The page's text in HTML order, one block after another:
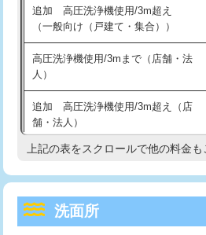
マス交換（深さ50㎝以上）
コンクリート斫り（厚さ10㎝まで）
コンクリート斫り（厚さ10㎝超え）
モルタル補修（厚さ10㎝まで）
モルタル補修（厚さ10㎝超え）
洗面台設置
追加人工
持込商品取付（混合水栓）
給水管工事※（ホール加工)
給水管工事※（バンド止め)
給水管工事※（支持金具設置)
給水管工事※（保温材使用（バンド止
め込み）)
給水管工事※（土の掘削・埋め戻し作
追加 高圧洗浄機使用/3m超え
（一般向け（戸建て・集合））
高圧洗浄機使用/3mまで（店舗・法
人）
追加 高圧洗浄機使用/3m超え（店
舗・法人）
高度高圧洗浄換
トーラー機使用/3mまで
上記の表をスクロールで他の料金も
洗面所